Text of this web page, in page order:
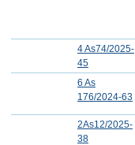
4 As74/2025-
45
6 As
176/2024-63
2As12/2025-
38